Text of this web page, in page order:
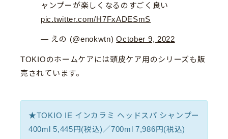
ャンプーが楽しくなるのすごく良い
pic.twitter.com/H7FxADESmS
— えの (@enokwtn)October 9, 2022
TOKIOのホームケアには頭皮ケア用のシリーズも販
売されています。
★TOKIO IE インカラミ ヘッドスパ シャンプー
400ml 5,445円(税込)／700ml 7,986円(税込)